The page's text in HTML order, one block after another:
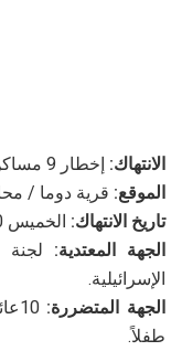
الانتهاك: إخطار 9 مساكن ومنجرة.
الموقع: قرية دوما /
تاريخ الانتهاك: الخميس 20 حزيران 2013م.
الجهة المعتدية: لجنة
الإسرائيلية.
الجهة المتضررة:
طفلاً.